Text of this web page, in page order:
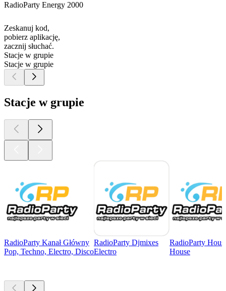
RadioParty Energy 2000
Zeskanuj kod,
pobierz aplikację,
zacznij słuchać.
Stacje w grupie
Stacje w grupie
Stacje w grupie
RadioParty Kanał Główny
Pop, Techno, Electro, Disco
RadioParty Djmixes
Electro
RadioParty
House